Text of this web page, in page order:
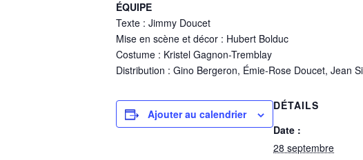
ÉQUIPE
Texte : Jimmy Doucet
Mise en scène et décor : Hubert Bolduc
Costume : Kristel Gagnon-Tremblay
Distribution : Gino Bergeron, Émie-Rose Doucet, Jean
Ajouter au calendrier
DÉTAILS
Date :
28 septembre